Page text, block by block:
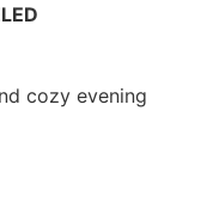
cozy evening